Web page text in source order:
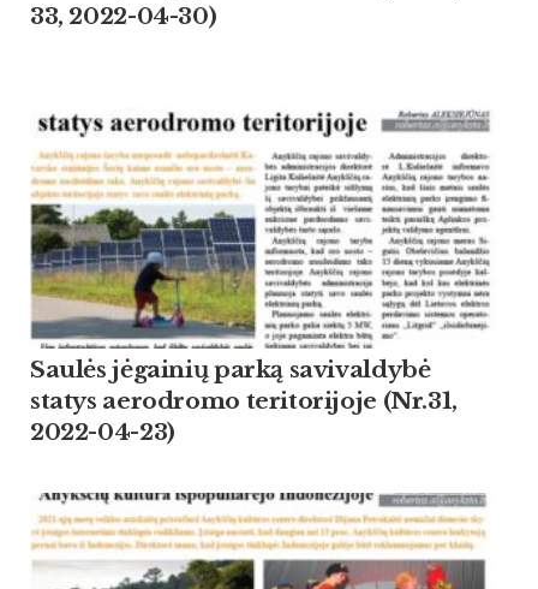
33, 2022-04-30)
Saulės jėgainių parką savivaldybė
statys aerodromo teritorijoje (Nr.31,
2022-04-23)